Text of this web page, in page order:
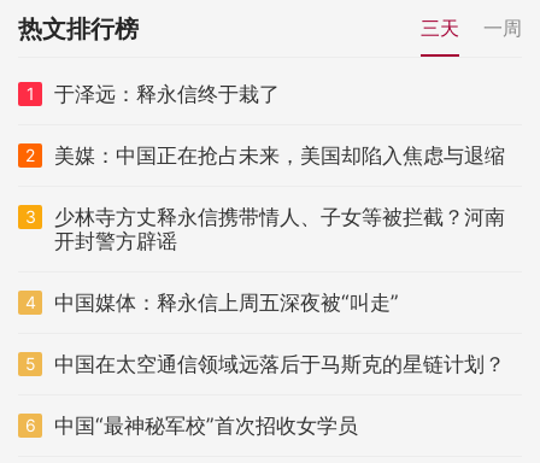
热文排行榜 三天 一周
1 于泽远：释永信终于栽了
2 美媒：中国正在抢占未来，美国却陷入焦虑与退缩
3
少林寺方丈释永信携带情人、子女等被拦截？河南
开封警方辟谣
4 中国媒体：释永信上周五深夜被“叫走”
5 中国在太空通信领域远落后于马斯克的星链计划？
6 中国“最神秘军校”首次招收女学员